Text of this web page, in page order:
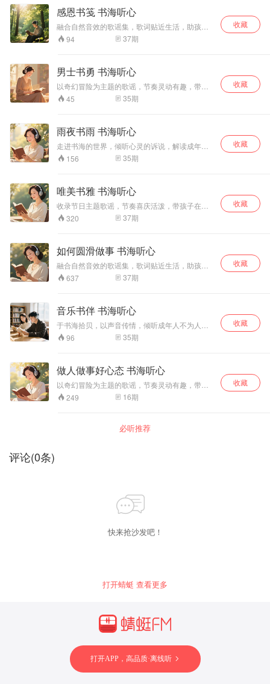
感恩书笺 书海听心
融合自然音效的歌谣集，歌词贴近生活，助孩子
在聆听中建立对世界的认知。
94 37期
收藏
男士书勇 书海听心
以奇幻冒险为主题的歌谣，节奏灵动有趣，带孩
子在音乐中开启想象之旅。
45 35期
收藏
雨夜书雨 书海听心
走进书海的世界，倾听心灵的诉说，解读成年人
情感背后的故事。​
156 35期
收藏
唯美书雅 书海听心
收录节日主题歌谣，节奏喜庆活泼，带孩子在音
乐中体验不同节日的氛围。
320 37期
收藏
如何圆滑做事 书海听心
融合自然音效的歌谣集，歌词贴近生活，助孩子
在聆听中建立对世界的认知。
637 37期
收藏
音乐书伴 书海听心
于书海拾贝，以声音传情，倾听成年人不为人知
的情感故事。​
96 35期
收藏
做人做事好心态 书海听心
以奇幻冒险为主题的歌谣，节奏灵动有趣，带孩
子在音乐中开启想象之旅。
249 16期
收藏
必听推荐
评论(0条)
快来抢沙发吧！
打开蜻蜓 查看更多
打开APP，高品质·离线听